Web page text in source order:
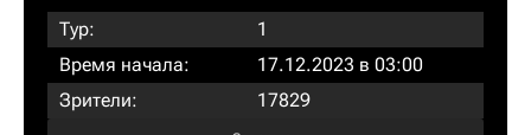
Тур:
1
Время начала:
17.12.2023 в 03:00
Зрители:
17829